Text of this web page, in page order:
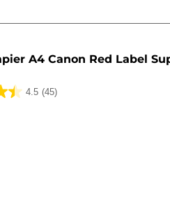
A4 Canon Red Label
4.5 (45)